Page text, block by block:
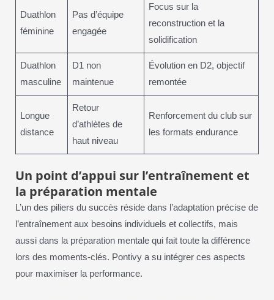
Duathlon
féminine
Pas d’équipe
engagée
Focus sur la
reconstruction et la
solidification
Duathlon
masculine
D1 non
maintenue
Évolution en D2, objectif
remontée
Longue
distance
Retour
d’athlètes de
haut niveau
Renforcement du club sur
les formats endurance
Un point d’appui sur l’entraînement et
la préparation mentale
L’un des piliers du succès réside dans l’adaptation précise de
l’entraînement aux besoins individuels et collectifs, mais
aussi dans la préparation mentale qui fait toute la différence
lors des moments-clés. Pontivy a su intégrer ces aspects
pour maximiser la performance.